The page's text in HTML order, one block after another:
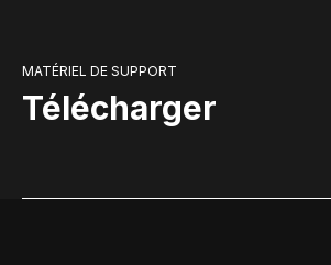
MATÉRIEL DE SUPPORT
Télécharger